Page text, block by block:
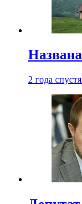
2 года спустя